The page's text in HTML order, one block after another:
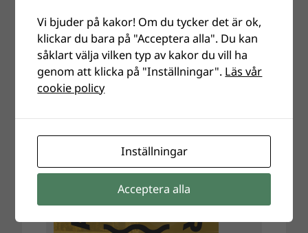
Vi bjuder på kakor! Om du tycker det är ok,
klickar du bara på "Acceptera alla". Du kan
såklart välja vilken typ av kakor du vill ha
genom att klicka på "Inställningar". Läs vår
cookie policy
Inställningar
Acceptera alla